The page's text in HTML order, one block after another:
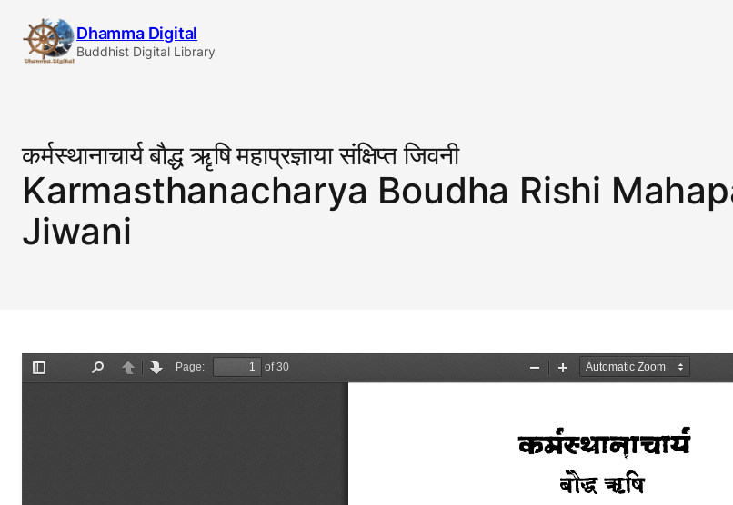
content
Dhamma Digital
Buddhist Digital Library
कर्मस्थानाचार्य बाैद्ध ऋृषि महाप्रज्ञाया संक्षिप्त जिवनी
Karmasthanacharya Boudha Rishi
Jiwani